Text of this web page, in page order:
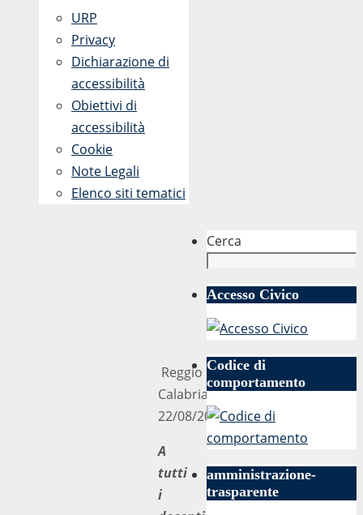
Reggio
Calabria,
22/08/2018
A
tutti
i
URP
Privacy
Dichiarazione di
accessibilità
Obiettivi di
accessibilità
Cookie
Note Legali
Elenco siti tematici
Cerca
Accesso Civico
Codice di
comportamento
amministrazione-
trasparente